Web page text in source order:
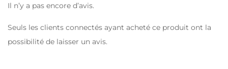
Il n’y a pas encore d’avis.
Seuls les clients connectés ayant acheté ce produit ont la
possibilité de laisser un avis.